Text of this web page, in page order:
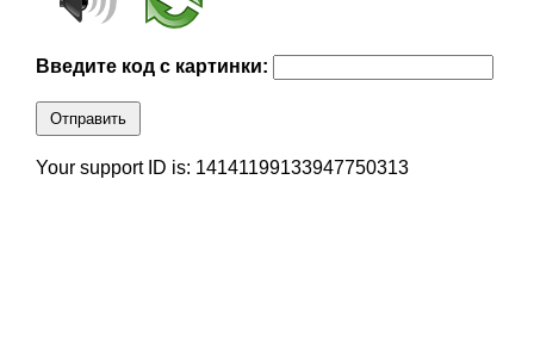
Введите код с картинки:
Отправить
Your support ID is: 14141199133947750313